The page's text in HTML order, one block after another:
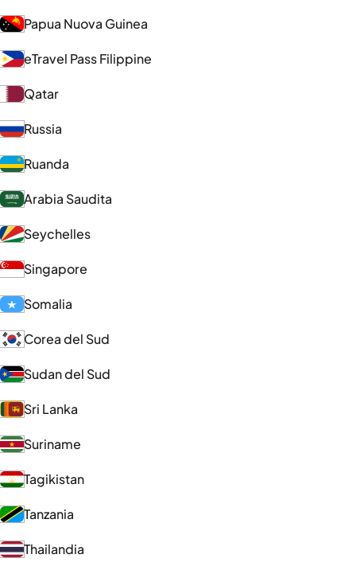
Papua Nuova Guinea
eTravel Pass Filippine
Qatar
Russia
Ruanda
Arabia Saudita
Seychelles
Singapore
Somalia
Corea del Sud
Sudan del Sud
Sri Lanka
Suriname
Tagikistan
Tanzania
Thailandia